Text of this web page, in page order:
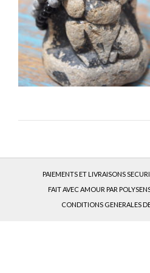
PAIEMENTS ET LIVRAISONS
FAIT AVEC AMOUR PAR
CONDITIONS GENERALES